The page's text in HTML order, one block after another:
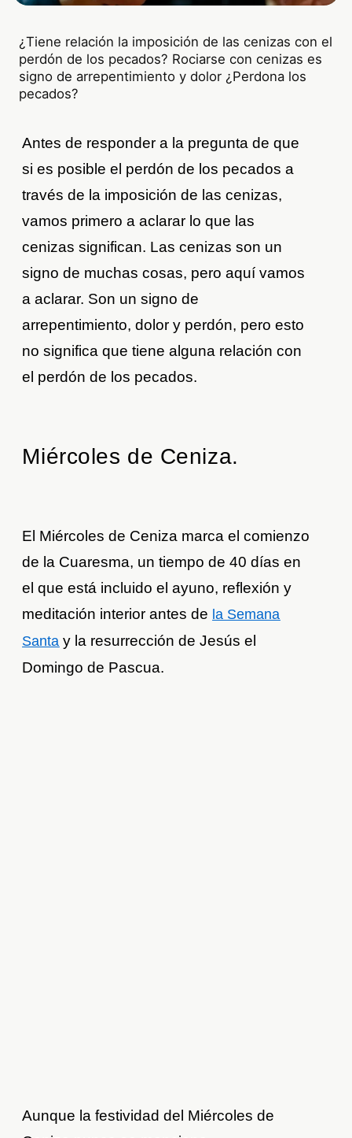
¿Tiene relación la imposición de las cenizas con el
perdón de los pecados? Rociarse con cenizas es
signo de arrepentimiento y dolor ¿Perdona los
pecados?
Antes de responder a la pregunta de que
si es posible el perdón de los pecados a
través de la imposición de las cenizas,
vamos primero a aclarar lo que las
cenizas significan. Las cenizas son un
signo de muchas cosas, pero aquí vamos
a aclarar. Son un signo de
arrepentimiento, dolor y perdón, pero esto
no significa que tiene alguna relación con
el perdón de los pecados.
Miércoles de Ceniza.
El Miércoles de Ceniza marca el comienzo
de la Cuaresma, un tiempo de 40 días en
el que está incluido el ayuno, reflexión y
meditación interior antes de la Semana
Santa y la resurrección de Jesús el
Domingo de Pascua.
Aunque la festividad del Miércoles de